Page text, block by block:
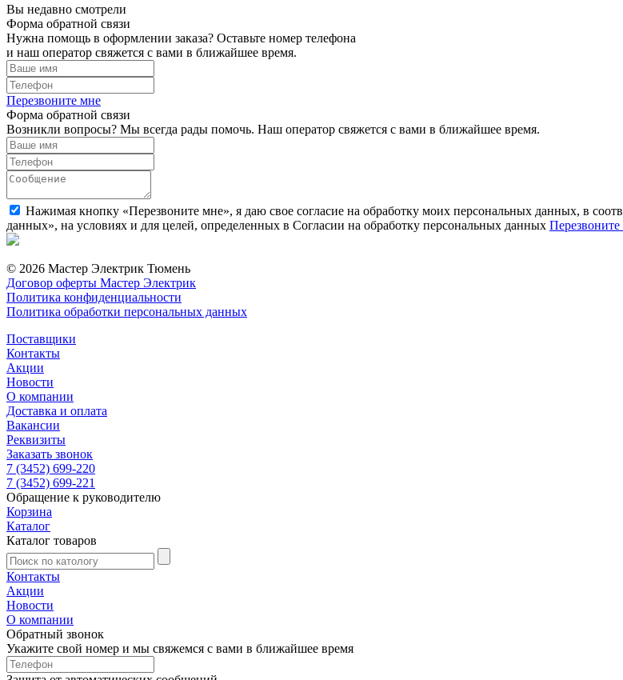
Вы недавно смотрели
Форма обратной связи
Нужна помощь в оформлении заказа? Оставьте номер телефона
и наш оператор свяжется с вами в ближайшее время.
Перезвоните мне
Форма обратной связи
Возникли вопросы? Мы всегда рады помочь. Наш оператор свяжется с вами в ближайшее время.
Нажимая кнопку «Перезвоните мне», я даю свое согласие на обработку моих персональных данных, в
данных», на условиях и для целей, определенных в Согласии на обработку персональных данных
© 2026 Мастер Электрик Тюмень
Договор оферты Мастер Электрик
Политика конфиденциальности
Политика обработки персональных данных
Поставщики
Контакты
Акции
Новости
О компании
Доставка и оплата
Вакансии
Реквизиты
Заказать звонок
7 (3452) 699-220
7 (3452) 699-221
Обращение к руководителю
Корзина
Каталог
Каталог товаров
Контакты
Акции
Новости
О компании
Обратный звонок
Укажите свой номер и мы свяжемся с вами в ближайшее время